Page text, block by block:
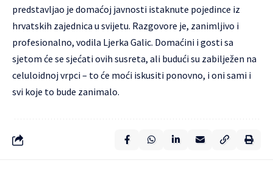
predstavljao je domaćoj javnosti istaknute pojedince iz
hrvatskih zajednica u svijetu. Razgovore je, zanimljivo i
profesionalno, vodila Ljerka Galic. Domaćini i gosti sa
sjetom će se sjećati ovih susreta, ali budući su zabilježen na
celuloidnoj vrpci – to će moći iskusiti ponovno, i oni sami i
svi koje to bude zanimalo.